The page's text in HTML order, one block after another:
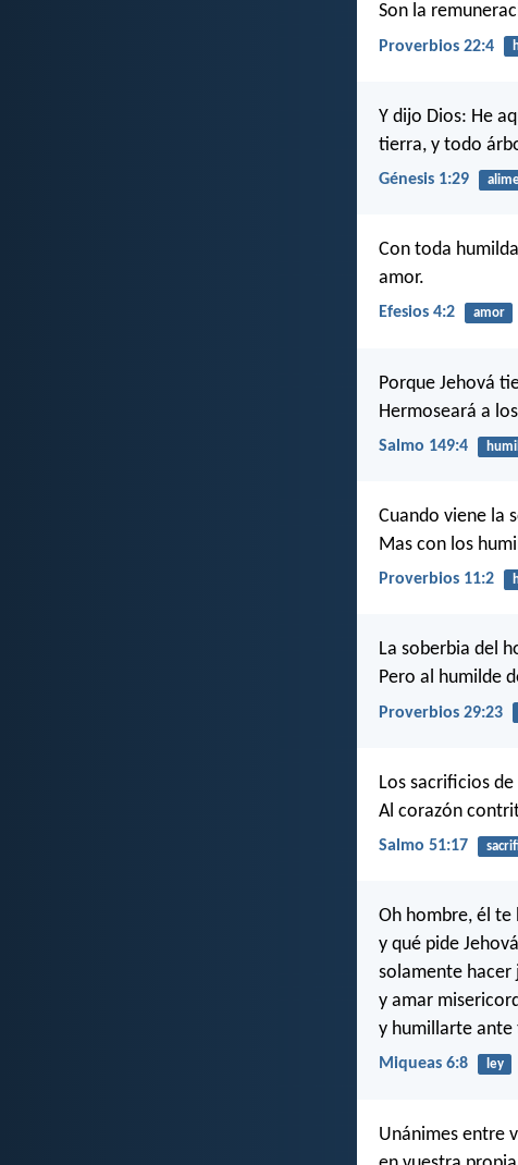
Son la
Proverbios 22:4
Y dijo Dios: He
tierra, y todo
Génesis 1:29
Con toda
amor.
Efesios 4:2 amor
Porque Jehová
Hermoseará a
Salmo 149:4
Cuando viene la
Mas con los
Proverbios 11:2
La soberbia del
Pero al humilde
Proverbios 29:23
Los sacrificios
Al corazón
Salmo 51:17
Oh hombre, él te
y qué pide
solamente hacer
y amar
y humillarte ante
Miqueas 6:8 ley
Unánimes entre